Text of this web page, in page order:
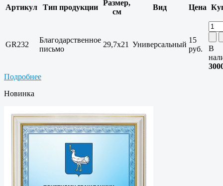
Артикул
Тип продукции
Размер,
см
Вид Цена
GR232
Благодарственное
письмо
29,7x21 Универсальный
15
руб.
В
Подробнее
Новинка